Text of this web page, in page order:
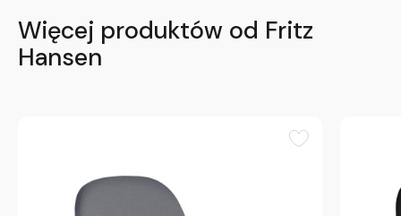
Więcej produktów od Fritz
Hansen